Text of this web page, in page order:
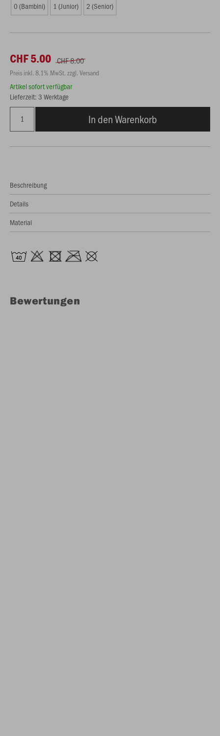
0 (Bambini) 1 (Junior) 2 (Senior)
CHF 5.00 CHF 8.00
Preis inkl. 8.1% MwSt. zzgl. Versand
Artikel sofort verfügbar
Lieferzeit: 3 Werktage
In den Warenkorb
Beschreibung
Details
Material
Bewertungen